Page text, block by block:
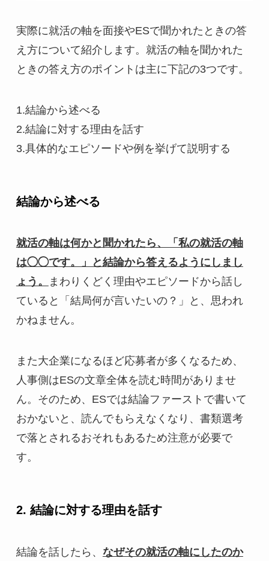
実際に就活の軸を面接やESで聞かれたときの答
え方について紹介します。就活の軸を聞かれた
ときの答え方のポイントは主に下記の3つです。
1.結論から述べる
2.結論に対する理由を話す
3.具体的なエピソードや例を挙げて説明する
結論から述べる
就活の軸は何かと聞かれたら、「私の就活の軸
は◯◯です。」と結論から答えるようにしまし
ょう。
まわりくどく理由やエピソードから話し
ていると「結局何が言いたいの？」と、思われ
かねません。
また大企業になるほど応募者が多くなるため、
人事側はESの文章全体を読む時間がありませ
ん。そのため、ESでは結論ファーストで書いて
おかないと、読んでもらえなくなり、書類選考
で落とされるおそれもあるため注意が必要で
す。
2. 結論に対する理由を話す
結論を話したら、 なぜその就活の軸にしたのか